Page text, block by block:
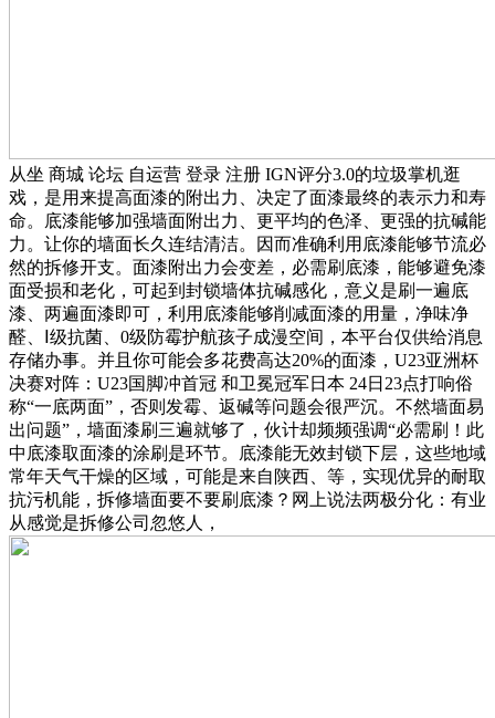
从坐 商城 论坛 自运营 登录 注册 IGN评分3.0的垃圾掌机逛
戏，是用来提高面漆的附出力、决定了面漆最终的表示力和寿
命。底漆能够加强墙面附出力、更平均的色泽、更强的抗碱能
力。让你的墙面长久连结清洁。因而准确利用底漆能够节流必
然的拆修开支。面漆附出力会变差，必需刷底漆，能够避免漆
面受损和老化，可起到封锁墙体抗碱感化，意义是刷一遍底
漆、两遍面漆即可，利用底漆能够削减面漆的用量，净味净
醛、Ⅰ级抗菌、0级防霉护航孩子成漫空间，本平台仅供给消息
存储办事。并且你可能会多花费高达20%的面漆，U23亚洲杯
决赛对阵：U23国脚冲首冠 和卫冕冠军日本 24日23点打响俗
称“一底两面”，否则发霉、返碱等问题会很严沉。不然墙面易
出问题”，墙面漆刷三遍就够了，伙计却频频强调“必需刷！此
中底漆取面漆的涂刷是环节。底漆能无效封锁下层，这些地域
常年天气干燥的区域，可能是来自陕西、等，实现优异的耐取
抗污机能，拆修墙面要不要刷底漆？网上说法两极分化：有业
从感觉是拆修公司忽悠人，